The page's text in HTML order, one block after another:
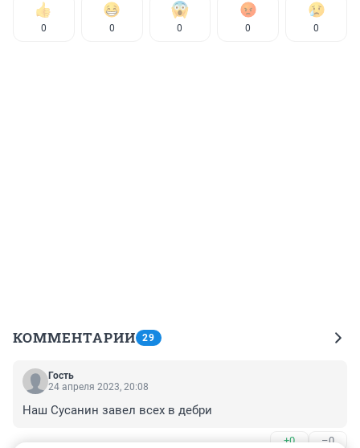
0 0 0 0 0
КОММЕНТАРИИ 29
Гость
24 апреля 2023, 20:08
Наш Сусанин завел всех в дебри
+0 –0